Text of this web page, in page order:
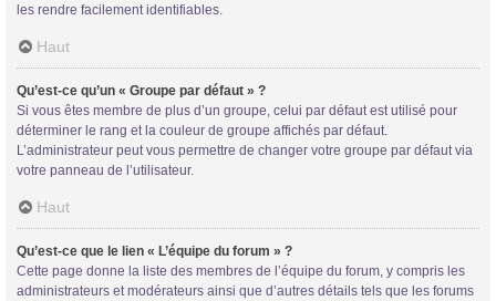
les rendre facilement identifiables.
Haut
Qu’est-ce qu’un « Groupe par défaut » ?
Si vous êtes membre de plus d’un groupe, celui par défaut est utilisé pour
déterminer le rang et la couleur de groupe affichés par défaut.
L’administrateur peut vous permettre de changer votre groupe par défaut via
votre panneau de l’utilisateur.
Haut
Qu’est-ce que le lien « L’équipe du forum » ?
Cette page donne la liste des membres de l’équipe du forum, y compris les
administrateurs et modérateurs ainsi que d’autres détails tels que les forums